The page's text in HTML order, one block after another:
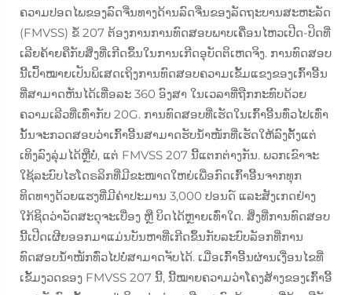
ຄວາມປອດໄພຂອງລົດຈີ່ນທາງດ້ານລົດຈີ່ນຂອງລັດຖະບານສະຫະລັດ
(FMVSS) ຂໍ້ 207 ຕ້ອງການການທົດສອບພາບເຄື່ອນໄຫວເປີດ-ປິດທີ່
ເລີຍຄ້າຍຄືກັບສິ່ງທີ່ເກີດຂຶ້ນໃນການເກີດອຸບັດຕິເຫດຈິງ. ການທົດສອບ
ນີ້ເປົ້າໝາຍເປັນພິເສດເຖິງການທົດສອບຄວາມເຂັ້ມແຂງຂອງເກົ້າອີ້ນ
ທີ່ສາມາດຫັນໄດ້ເທື່ອລະ 360 ອົງສາ ໃນເວລາທີ່ຖືກກະທົບດ້ວຍ
ຄວາມເລີວທີ່ເທົ່າກັບ 20G. ການທົດສອບທີ່ເຮັດໃນເກົ້າອີ້ນທົ່ວໄປເທົ່າ
ນັ້ນຈະກວດສອບວ່າເກົ້າອີ້ນສາມາດຮັບນ້ຳໜັກທີ່ເຮັດໃຫ້ລົງຕັ້ງແຕ່
ເທິງລົງລຸ່ມໄດ້ຫຼືບໍ່, ແຕ່ FMVSS 207 ນີ້ແຕກຕ່າງກັນ. ພວກເຂົາຈະ
ໃຊ້ລະບົບໄຮໂດຣລິກທີ່ມີຂະໜາດໃຫຍ່ເພື່ອກົດເກົ້າອີ້ນຈາກທຸກ
ທິດທາງດ້ວຍແຮງທີ່ມີຄ່າປະມານ 3,000 ປອນດ໌ ແລະສັງເກດຢ່າງ
ໃກ້ຊິດວ່າວັດສະດຸຈະເບື່ອງ ຫຼື ບິດໄດ້ຫຼາຍເທົ່າໃດ. ສິ່ງທີ່ການທົດສອບ
ນີ້ເປີດເຜີຍອອກມາແມ່ນບັນຫາທີ່ເກີດຂຶ້ນກັບລະບົບລັອກທີ່ການ
ທົດສອບນ້ຳໜັກທົ່ວໄປບໍ່ສາມາດຈັບໄດ້. ເມື່ອເກົ້າອີ້ນຜ່ານເງື່ອນໄຂທີ່
ເຂັ້ມງວດຂອງ FMVSS 207 ນີ້, ນີ້ໝາຍຄວາມວ່າໂຄງສ້າງຂອງເກົ້າອີ້